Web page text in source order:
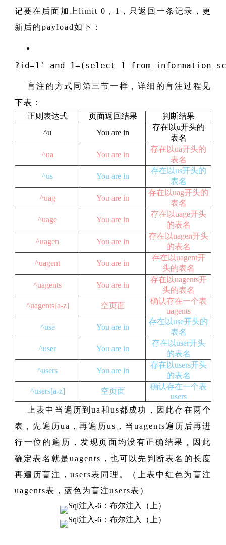
记要在后面加上limit 0，1，只返回一条记录，更
新后的payload如下：
?id=1 ' and 1=(select 1 from
盲注的方式同第三节一样，详细的盲注过程见
下表：
正则表达式
页面返回结果
判断结果
^u
You are in
存在以u开头的
表名
^ua
You are in
存在以ua开头的
表名
^us
You are in
存在以us开头的
表名
^uag
You are in
存在以uag开头的
表名
^uage
You are in
存在以uage开头
的表名
^uagen
You are in
存在以uagen开头
的表名
^uagent
You are in
存在以uagent开
头的表名
^uagents
You are in
存在以uagents开
头的表名
^uagents[a-z]
空页面
确认存在一个表
uagents
^use
You are in
存在以use开头的
表名
^user
You are in
存在以user开头
的表名
^users
You are in
存在以users开头
的表名
^users[a-z]
空页面
确认存在一个表
users
上表中当遍历到ua和us都成功，因此存在两个
表，先遍历ua，再遍历us，当uagents遍历后再进
行一位的遍历，发现页面均没有正确结果，因此
确定表名就是uagents，也可以先判断表名的长度
再遍历盲注，users表同理。（上表中红色为盲注
uagents表，蓝色为盲注users表）